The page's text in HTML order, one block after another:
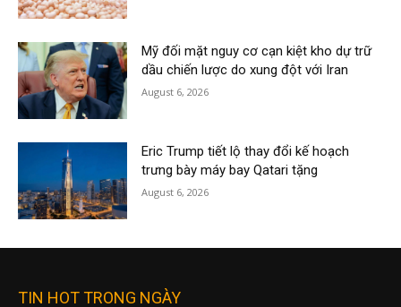
Mỹ đối mặt nguy cơ cạn kiệt kho dự trữ
dầu chiến lược do xung đột với Iran
August 6, 2026
Eric Trump tiết lộ thay đổi kế hoạch
trưng bày máy bay Qatari tặng
August 6, 2026
TIN HOT TRONG NGÀY